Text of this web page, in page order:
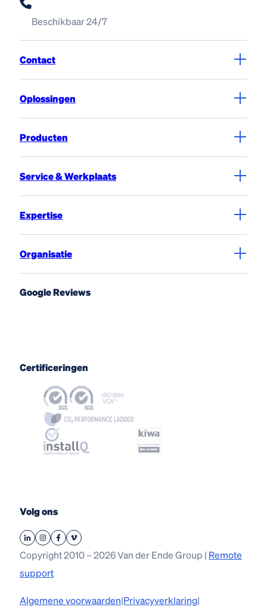
Beschikbaar 24/7
Contact
Oplossingen
Producten
Service & Werkplaats
Expertise
Organisatie
Google Reviews
Certificeringen
Volg ons
Copyright 2010 – 2026 Van der Ende Group | Remote
support
Algemene voorwaarden|Privacyverklaring|